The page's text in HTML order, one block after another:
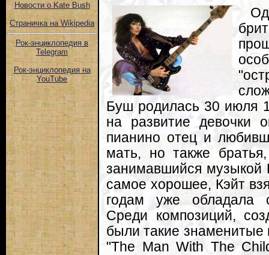
Новости о Kate Bush
Страничка на Wikipedia
Рок-энциклопедия в
Telegram
Рок-энциклопедия на
YouTube
Буш родилась 30 июля
на развитие девочки
пианино отец и
мать, но также
занимавшийся музыкой
самое хорошее, Кэйт
годам уже обладала
Среди композиций,
были такие знаменитые
"The Man With The